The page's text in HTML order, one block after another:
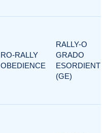
RO-RALLY
OBEDIENCE
RALLY-O
GRADO
ESORDIENTI
(GE)